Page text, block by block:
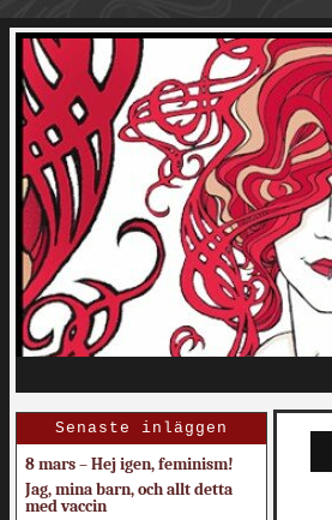
Senaste inläggen
8 mars – Hej igen, feminism!
Jag, mina barn, och allt detta
med vaccin